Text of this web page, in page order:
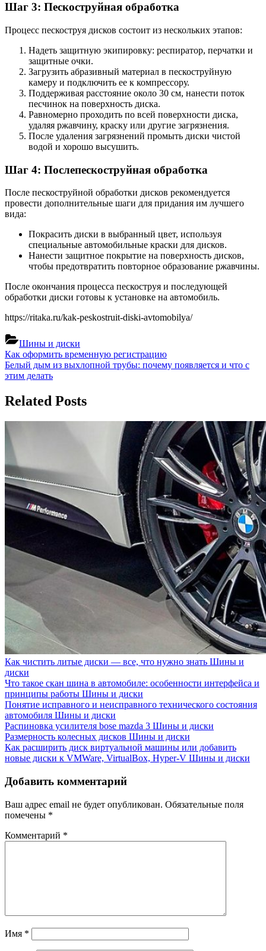
Шаг 3: Пескоструйная обработка
Процесс пескоструя дисков состоит из нескольких этапов:
Надеть защитную экипировку: респиратор, перчатки и
защитные очки.
Загрузить абразивный материал в пескоструйную
камеру и подключить ее к компрессору.
Поддерживая расстояние около 30 см, нанести поток
песчинок на поверхность диска.
Равномерно проходить по всей поверхности диска,
удаляя ржавчину, краску или другие загрязнения.
После удаления загрязнений промыть диски чистой
водой и хорошо высушить.
Шаг 4: Послепескоструйная обработка
После пескоструйной обработки дисков рекомендуется
провести дополнительные шаги для придания им лучшего
вида:
Покрасить диски в выбранный цвет, используя
специальные автомобильные краски для дисков.
Нанести защитное покрытие на поверхность дисков,
чтобы предотвратить повторное образование ржавчины.
После окончания процесса пескоструя и последующей
обработки диски готовы к установке на автомобиль.
https://ritaka.ru/kak-peskostruit-diski-avtomobilya/
Шины и диски
Навигация
по
Previous
Post:
Как оформить временную регистрацию
Next
Post:
Белый дым из выхлопной трубы: почему появляется и что с
этим делать
Related Posts
Как чистить литые диски — все, что нужно знать Шины и
диски
Что такое скан шина в автомобиле: особенности интерфейса и
принципы работы Шины и диски
Понятие исправного и неисправного технического состояния
автомобиля Шины и диски
Распиновка усилителя bose mazda 3 Шины и диски
Размерность колесных дисков Шины и диски
Как расширить диск виртуальной машины или добавить
новые диски к VМWare, VirtualBox, Hyper-V Шины и диски
Добавить комментарий
Ваш адрес email не будет опубликован. Обязательные поля
помечены *
Комментарий *
Имя *